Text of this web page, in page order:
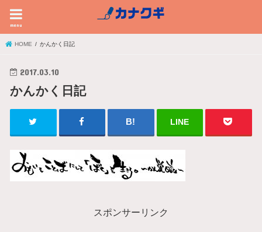
menu
HOME かんかく日記
2017.03.10
かんかく日記
LINE
スポンサーリンク